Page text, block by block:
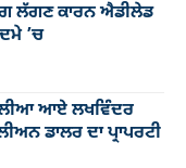
ਲੱਗਣ ਕਾਰਨ ਐਡੀਲੇਡ
’ਚ
ਆਏ ਲਖਵਿੰਦਰ
ਡਾਲਰ ਦਾ ਪ੍ਰਾਪਰਟੀ